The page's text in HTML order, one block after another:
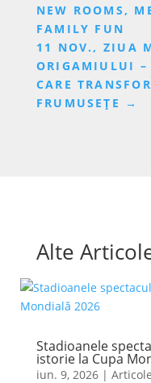
NEW ROOMS,
FAMILY FUN
11 NOV., ZIUA
ORIGAMIULUI
CARE
FRUMUSEȚE →
Alte
Stadioanele
istorie la Cupa
iun. 9, 2026| Articole